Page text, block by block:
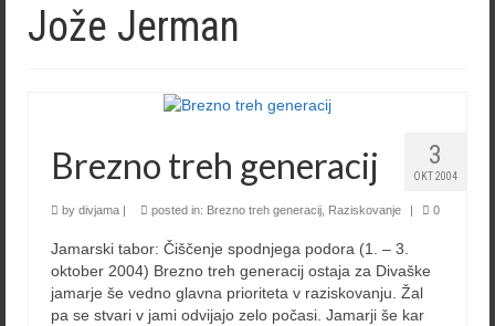
Jože Jerman
3
OKT 2004
Brezno treh generacij
by divjama | posted in: Brezno treh generacij Raziskovanje | 0
Jamarski tabor: Čiščenje spodnjega podora (1. – 3.
oktober 2004) Brezno treh generacij ostaja za Divaške
jamarje še vedno glavna prioriteta v raziskovanju. Žal
pa se stvari v jami odvijajo zelo počasi. Jamarji še kar